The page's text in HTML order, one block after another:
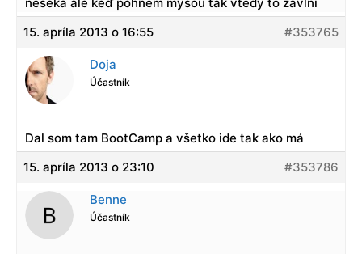
15. apríla 2013 o 16:55
#353765
Doja
Účastník
Dal som tam BootCamp a všetko ide tak ako má
15. apríla 2013 o 23:10
#353786
Benne
Účastník